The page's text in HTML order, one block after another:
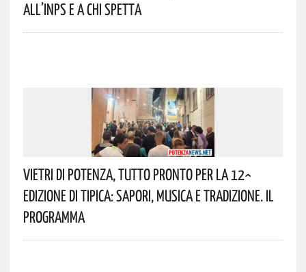
All’INPS E A Chi Spetta
Vietri Di Potenza, Tutto Pronto Per La 12^
Edizione Di Tipica: Sapori, Musica E Tradizione. Il
Programma